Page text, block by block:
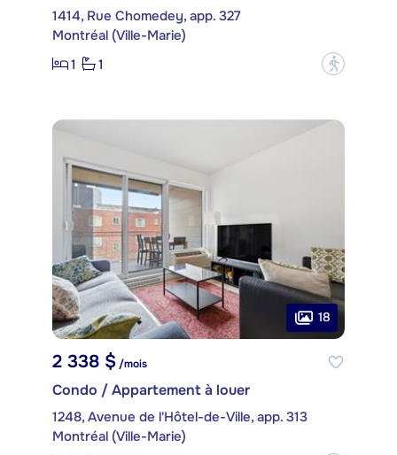
1414, Rue Chomedey, app. 327
Montréal (Ville-Marie)
1
1 ?
18
2 338 $ /mois
Condo / Appartement à louer
1248, Avenue de l'Hôtel-de-Ville, app. 313
Montréal (Ville-Marie)